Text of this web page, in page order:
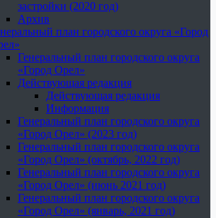
застройки (2020 год)
Архив
план городского округа «Город
Генеральный план городского округа
«Город Орел»
Действующая редакция
Действующая редакция
Информация
Генеральный план городского округа
«Город Орел» (2023 год)
Генеральный план городского округа
«Город Орел» (октябрь, 2022 год)
Генеральный план городского округа
«Город Орел» (июнь 2021 год)
Генеральный план городского округа
«Город Орел» (январь, 2021 год)